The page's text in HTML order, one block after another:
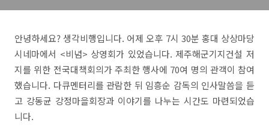
안녕하세요? 생각비행입니다. 어제 오후 7시 30분 홍대 상상마당
시네마에서 <비념> 상영회가 있었습니다. 제주해군기지건설 저
지를 위한 전국대책회의가 주최한 행사에 70여 명의 관객이 참여
했습니다. 다큐멘터리를 관람한 뒤 임흥순 감독의 인사말씀을 듣
고 강동균 강정마을회장과 이야기를 나누는 시간도 마련되었습
니다.